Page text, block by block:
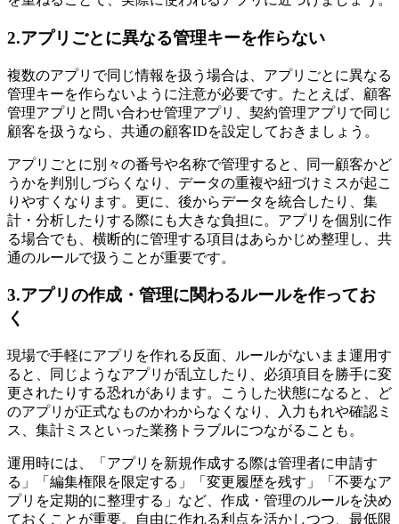
2.アプリごとに異なる管理キーを作らない
複数のアプリで同じ情報を扱う場合は、アプリごとに異なる
管理キーを作らないように注意が必要です。たとえば、顧客
管理アプリと問い合わせ管理アプリ、契約管理アプリで同じ
顧客を扱うなら、共通の顧客IDを設定しておきましょう。
アプリごとに別々の番号や名称で管理すると、同一顧客かど
うかを判別しづらくなり、データの重複や紐づけミスが起こ
りやすくなります。更に、後からデータを統合したり、集
計・分析したりする際にも大きな負担に。アプリを個別に作
る場合でも、横断的に管理する項目はあらかじめ整理し、共
通のルールで扱うことが重要です。
3.アプリの作成・管理に関わるルールを作ってお
く
現場で手軽にアプリを作れる反面、ルールがないまま運用す
ると、同じようなアプリが乱立したり、必須項目を勝手に変
更されたりする恐れがあります。こうした状態になると、ど
のアプリが正式なものかわからなくなり、入力もれや確認ミ
ス、集計ミスといった業務トラブルにつながることも。
運用時には、「アプリを新規作成する際は管理者に申請す
る」「編集権限を限定する」「変更履歴を残す」「不要なア
プリを定期的に整理する」など、作成・管理のルールを決め
ておくことが重要。自由に作れる利点を活かしつつ、最低限